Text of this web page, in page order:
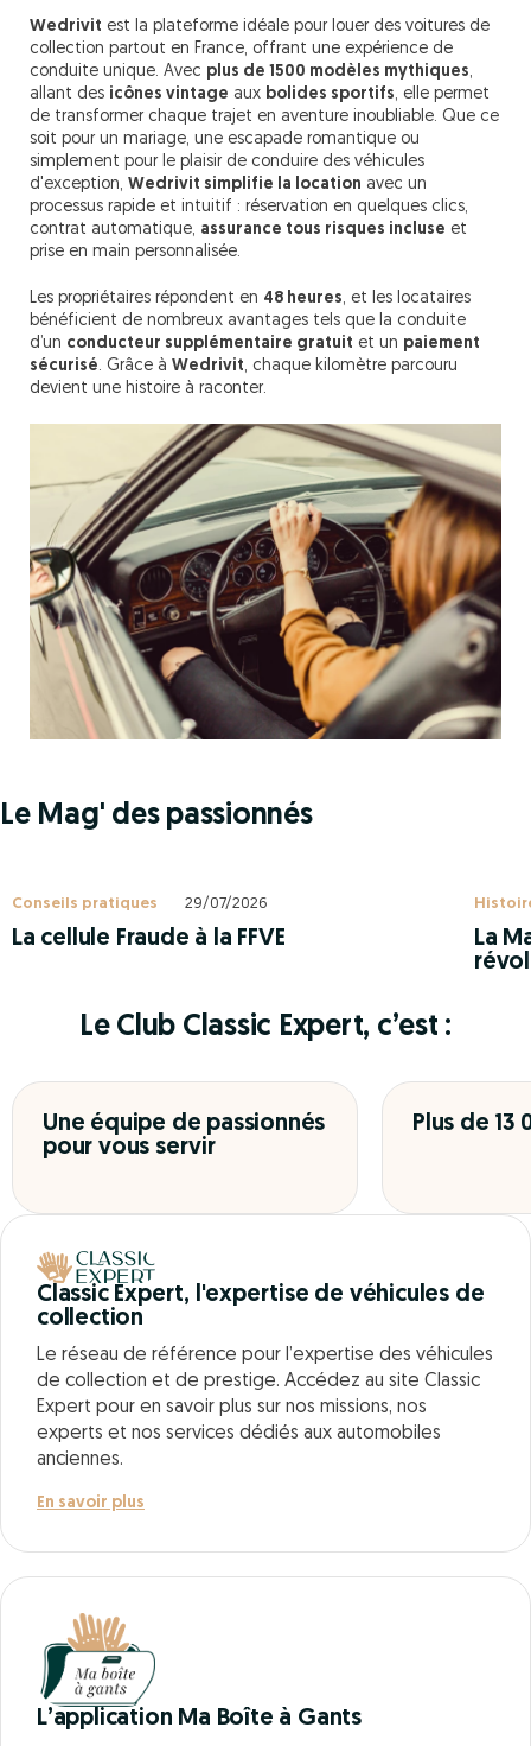
Wedrivit est la plateforme idéale pour louer des voitures de
collection partout en France, offrant une expérience de
conduite unique. Avec plus de 1500 modèles mythiques,
allant des icônes vintage aux bolides sportifs, elle permet
de transformer chaque trajet en aventure inoubliable. Que ce
soit pour un mariage, une escapade romantique ou
simplement pour le plaisir de conduire des véhicules
d'exception, Wedrivit simplifie la location avec un
processus rapide et intuitif : réservation en quelques clics,
contrat automatique, assurance tous risques incluse et
prise en main personnalisée.
Les propriétaires répondent en 48 heures, et les locataires
bénéficient de nombreux avantages tels que la conduite
d’un conducteur supplémentaire gratuit et un paiement
sécurisé. Grâce à Wedrivit, chaque kilomètre parcouru
devient une histoire à raconter.
Le Mag' des passionnés
Conseils pratiques 29/07/2026
La cellule Fraude à la FFVE
La
Le Club Classic Expert, c’est :
Une équipe de passionnés
pour vous servir
Plus de 13
Classic Expert, l'expertise de véhicules de
collection
Le réseau de référence pour l’expertise des véhicules
de collection et de prestige. Accédez au site Classic
Expert pour en savoir plus sur nos missions, nos
experts et nos services dédiés aux automobiles
anciennes.
En savoir plus
L’application Ma Boîte à Gants